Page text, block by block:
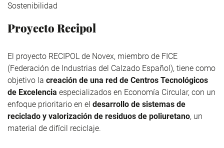
Sostenibilidad
Proyecto Recipol
El proyecto RECIPOL de Novex, miembro de FICE
(Federación de Industrias del Calzado Español), tiene como
objetivo la creación de una red de Centros Tecnológicos
de Excelencia especializados en Economía Circular, con un
enfoque prioritario en el desarrollo de sistemas de
reciclado y valorización de residuos de poliuretano, un
material de difícil reciclaje.